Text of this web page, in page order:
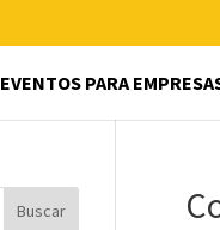
EVENTOS PARA